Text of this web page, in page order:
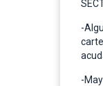
-
-